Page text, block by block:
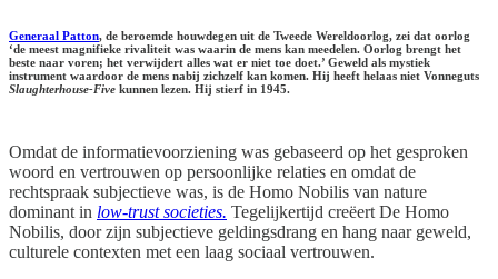
Generaal Patton, de beroemde houwdegen uit de Tweede Wereldoorlog, zei dat oorlog
‘de meest magnifieke rivaliteit was waarin de mens kan meedelen. Oorlog brengt het
beste naar voren; het verwijdert alles wat er niet toe doet.’ Geweld als mystiek
instrument waardoor de mens nabij zichzelf kan komen. Hij heeft helaas niet Vonneguts
Slaughterhouse-Five kunnen lezen. Hij stierf in 1945.
Omdat de informatievoorziening was gebaseerd op het gesproken
woord en vertrouwen op persoonlijke relaties en omdat de
rechtspraak subjectieve was, is de Homo Nobilis van nature
dominant in low-trust societies. Tegelijkertijd creëert De Homo
Nobilis, door zijn subjectieve geldingsdrang en hang naar geweld,
culturele contexten met een laag sociaal vertrouwen.